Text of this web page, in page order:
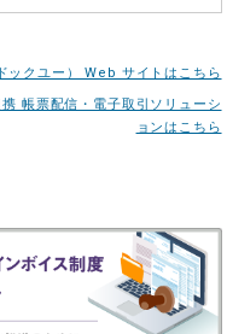
ックユー） Web サイトはこちら
帳票配信・電子取引ソリューシ
ョンはこちら